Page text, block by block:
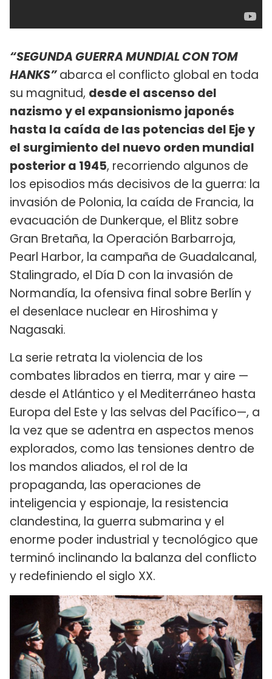
“SEGUNDA GUERRA MUNDIAL CON TOM
HANKS”abarca el conflicto global en toda
su magnitud, desde el ascenso del
nazismo y el expansionismo japonés
hasta la caída de las potencias del Eje y
el surgimiento del nuevo orden mundial
posterior a 1945, recorriendo algunos de
los episodios más decisivos de la guerra: la
invasión de Polonia, la caída de Francia, la
evacuación de Dunkerque, el Blitz sobre
Gran Bretaña, la Operación Barbarroja,
Pearl Harbor, la campaña de Guadalcanal,
Stalingrado, el Día D con la invasión de
Normandía, la ofensiva final sobre Berlín y
el desenlace nuclear en Hiroshima y
Nagasaki.
La serie retrata la violencia de los
combates librados en tierra, mar y aire —
desde el Atlántico y el Mediterráneo hasta
Europa del Este y las selvas del Pacífico—, a
la vez que se adentra en aspectos menos
explorados, como las tensiones dentro de
los mandos aliados, el rol de la
propaganda, las operaciones de
inteligencia y espionaje, la resistencia
clandestina, la guerra submarina y el
enorme poder industrial y tecnológico que
terminó inclinando la balanza del conflicto
y redefiniendo el siglo XX.